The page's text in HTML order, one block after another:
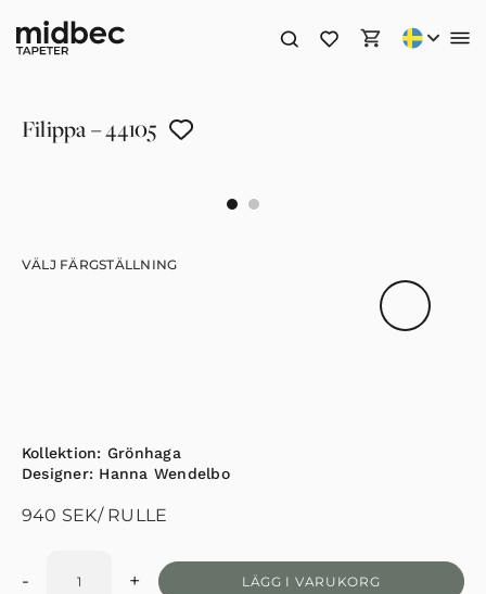
Filippa – 44105
Kollektion: Grönhaga
Designer: Hanna Wendelbo
VÄLJ FÄRGSTÄLLNING
940 SEK/ RULLE
- + LÄGG I VARUKORG